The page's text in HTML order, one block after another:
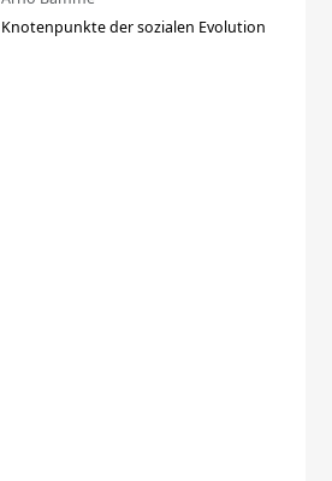
Knotenpunkte der sozialen Evolution